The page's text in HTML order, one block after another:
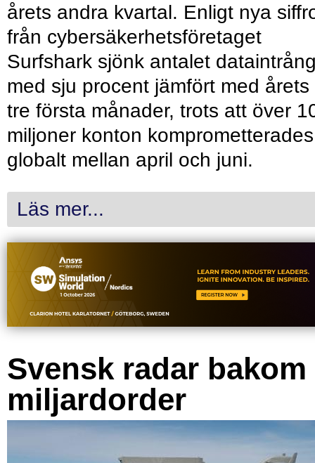
årets andra kvartal. Enligt nya
från cybersäkerhetsföretaget
Surfshark sjönk antalet
med sju procent jämfört med årets
tre första månader, trots att över
miljoner konton komprometterades
globalt mellan april och juni.
Läs mer...
Svensk radar bakom
miljardorder